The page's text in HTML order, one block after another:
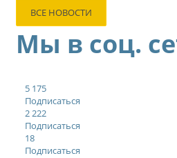
ВСЕ НОВОСТИ
Мы в соц.
5 175
Подписаться
2 222
Подписаться
18
Подписаться